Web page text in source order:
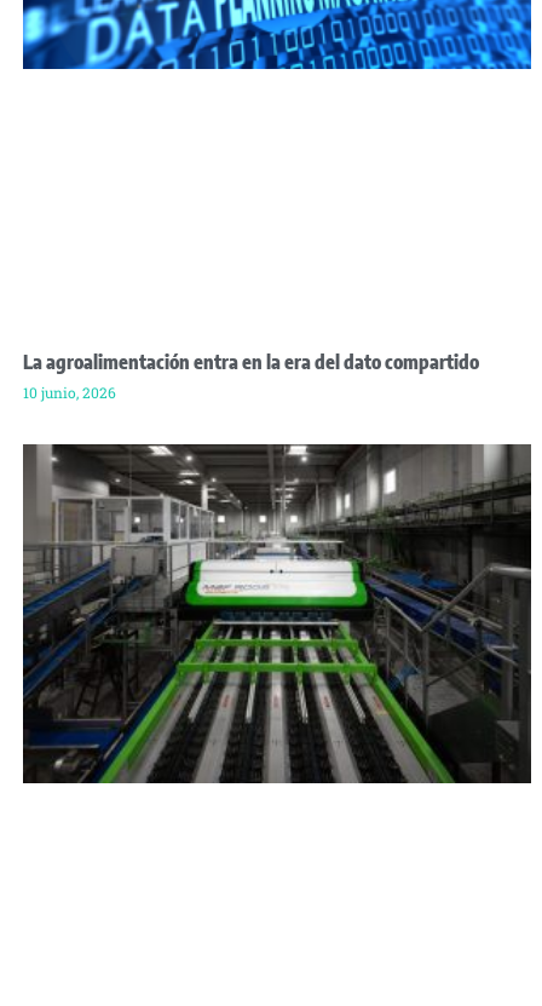
La agroalimentación entra en la era del dato compartido
10 junio, 2026